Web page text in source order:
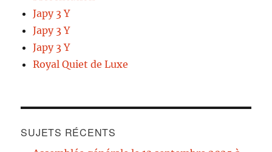
Japy 3 Y
Japy 3 Y
Japy 3 Y
Royal Quiet de Luxe
SUJETS RÉCENTS